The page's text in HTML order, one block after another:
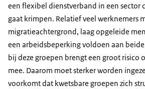
een flexibel dienstverband in een sector
gaat krimpen. Relatief veel werknemers
migratieachtergrond, laag opgeleide
een arbeidsbeperking voldoen aan
bij deze groepen brengt een groot risico
mee. Daarom moet sterker worden
voorkomt dat kwetsbare groepen zich